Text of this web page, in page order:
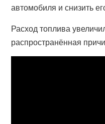
автомобиля и снизить
Расход топлива
распространённая